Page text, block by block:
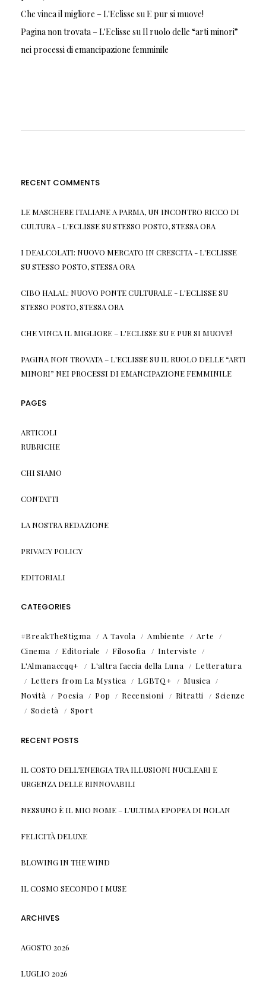
Che vinca il migliore – L'Eclisse suE pur si muove!
Pagina non trovata – L'Eclisse suIl ruolo delle “arti minori”
nei processi di emancipazione femminile
RECENT COMMENTS
LE MASCHERE ITALIANE A PARMA, UN INCONTRO RICCO DI
CULTURA - L'ECLISSESUSTESSO POSTO, STESSA ORA
I DEALCOLATI: NUOVO MERCATO IN CRESCITA - L'ECLISSE
SUSTESSO POSTO, STESSA ORA
CIBO HALAL: NUOVO PONTE CULTURALE - L'ECLISSESU
STESSO POSTO, STESSA ORA
CHE VINCA IL MIGLIORE – L'ECLISSESU E PUR SI MUOVE!
PAGINA NON TROVATA – L'ECLISSESU IL RUOLO DELLE “ARTI
MINORI” NEI PROCESSI DI EMANCIPAZIONE FEMMINILE
PAGES
ARTICOLI
RUBRICHE
CHI SIAMO
CONTATTI
LA NOSTRA REDAZIONE
PRIVACY POLICY
EDITORIALI
CATEGORIES
#BreakTheStigma A Tavola Ambiente
Arte
Cinema
Editoriale Filosofia
Interviste
L'Almanaccqq+
L'altra faccia della Luna
Letteratura
Letters from La Mystica
LGBTQ+
Musica
Novità
Poesia Pop Recensioni Ritratti
Scienze
Società
Sport
RECENT POSTS
IL COSTO DELL’ENERGIA TRA ILLUSIONI NUCLEARI E
URGENZA DELLE RINNOVABILI
NESSUNO È IL MIO NOME – L’ULTIMA EPOPEA DI NOLAN
FELICITÀ DELUXE
BLOWING IN THE WIND
IL COSMO SECONDO I MUSE
ARCHIVES
AGOSTO 2026
LUGLIO 2026